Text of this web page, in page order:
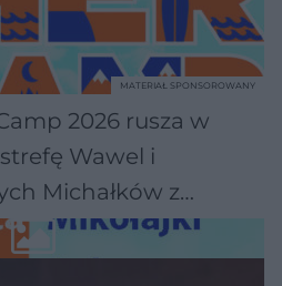
2026 rusza w
Wawel i
Michałków z
MATERIAŁ SPONSOROWANY